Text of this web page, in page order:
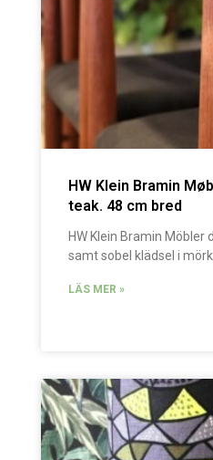
HW Klein Bramin
teak. 48 cm bred
HW Klein Bramin Möbler
samt sobel klädsel i
LÄS MER »